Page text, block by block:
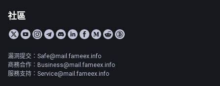
社區
漏洞提交：Safe@mail.fameex.info
商務合作：Business@mail.fameex.info
服務支持：Service@mail.fameex.info